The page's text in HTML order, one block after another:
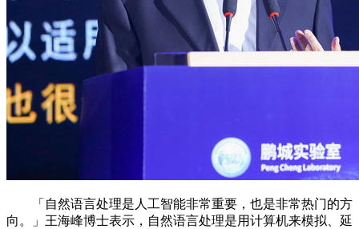
「自然语言处理是人工智能非常重要，也是非常热门的方
向。」王海峰博士表示，自然语言处理是用计算机来模拟、延